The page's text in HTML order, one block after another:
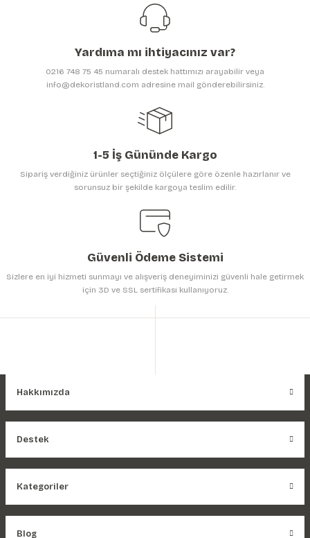
Ürün resmi kalitesiz, bozuk veya görüntülenemiyor.
Ürün bilgilerinde hatalar bulunuyor.
Gönder
Yardıma mı ihtiyacınız var?
0216 748 75 45 numaralı destek hattımızı arayabilir veya
info@dekoristland.com adresine mail gönderebilirsiniz.
1-5 İş Gününde Kargo
Sipariş verdiğiniz ürünler seçtiğiniz ölçülere göre özenle hazırlanır ve
sorunsuz bir şekilde kargoya teslim edilir.
Güvenli Ödeme Sistemi
Sizlere en iyi hizmeti sunmayı ve alışveriş deneyiminizi güvenli hale getirmek
için 3D ve SSL sertifikası kullanıyoruz.
Hakkımızda
Destek
Kategoriler
Blog